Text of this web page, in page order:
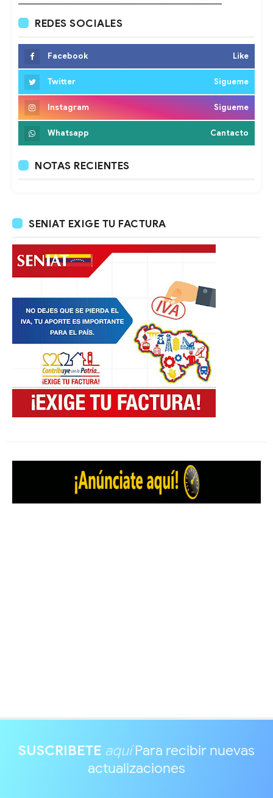
REDES SOCIALES
Facebook Like
Twitter Sigueme
Instagram Sigueme
Whatsapp Cantacto
NOTAS RECIENTES
SENIAT EXIGE TU FACTURA
SUSCRIBETE aquíPara recibir nuevas
actualizaciones